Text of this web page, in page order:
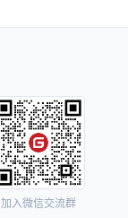
加入微信交流群